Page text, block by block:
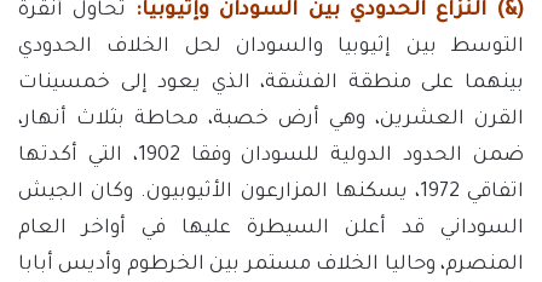
(&) النزاع الحدودي بين السودان وإثيوبيا: تحاول أنقرة
التوسط بين إثيوبيا والسودان لحل الخلاف الحدودي
بينهما على منطقة الفشقة، الذي يعود إلى خمسينات
القرن العشرين، وهي أرض خصبة، محاطة بثلاث أنهار،
ضمن الحدود الدولية للسودان وفقا 1902، التي أكدتها
اتفاقي 1972، يسكنها المزارعون الأثيوبيون. وكان الجيش
السوداني قد أعلن السيطرة عليها في أواخر العام
المنصرم، وحاليا الخلاف مستمر بين الخرطوم وأديس أبابا